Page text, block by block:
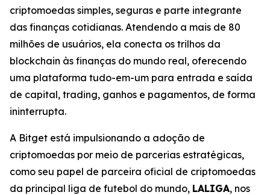
criptomoedas simples, seguras e parte integrante
das finanças cotidianas. Atendendo a mais de 80
milhões de usuários, ela conecta os trilhos da
blockchain às finanças do mundo real, oferecendo
uma plataforma tudo-em-um para entrada e saída
de capital, trading, ganhos e pagamentos, de forma
ininterrupta.
A Bitget está impulsionando a adoção de
criptomoedas por meio de parcerias estratégicas,
como seu papel de parceira oficial de criptomoedas
da principal liga de futebol do mundo, LALIGA, nos